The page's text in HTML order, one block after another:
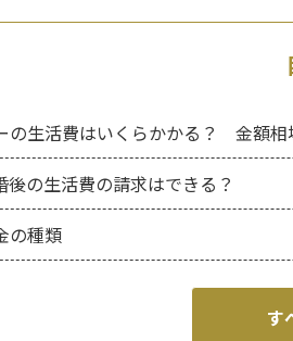
の生活費はいくらかかる？ 金額相
の生活費の請求はできる？
の種類
す